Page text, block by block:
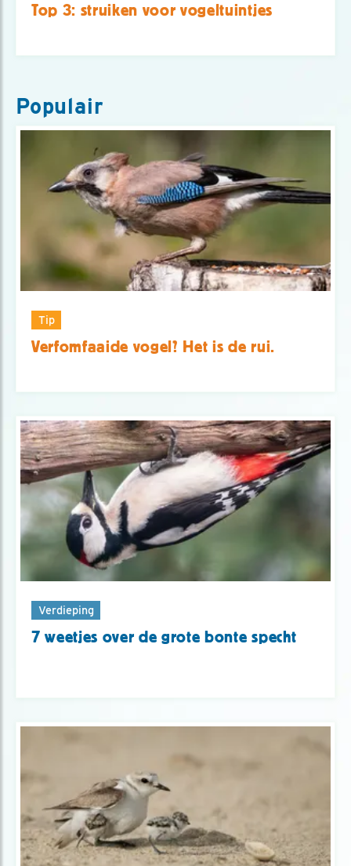
Top 3: struiken voor vogeltuintjes
Populair
Tip
Verfomfaaide vogel? Het is de rui.
Verdieping
7 weetjes over de grote bonte specht